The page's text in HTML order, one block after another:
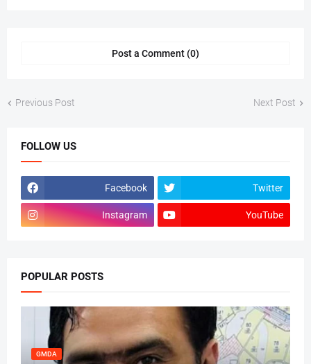
Post a Comment (0)
Previous Post Next Post
FOLLOW US
Facebook Twitter
Instagram YouTube
POPULAR POSTS
GMDA